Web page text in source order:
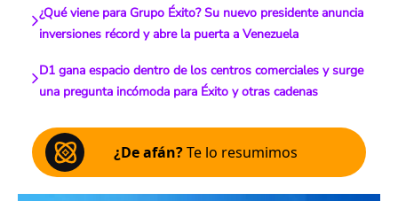
¿Qué viene para Grupo Éxito? Su nuevo presidente anuncia
inversiones récord y abre la puerta a Venezuela
D1 gana espacio dentro de los centros comerciales y surge
una pregunta incómoda para Éxito y otras cadenas
¿De afán?Te lo resumimos